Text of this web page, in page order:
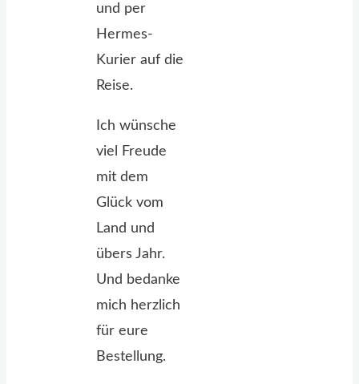
und per
Hermes-
Kurier auf die
Reise.
Ich wünsche
viel Freude
mit dem
Glück vom
Land und
übers Jahr.
Und bedanke
mich herzlich
für eure
Bestellung.